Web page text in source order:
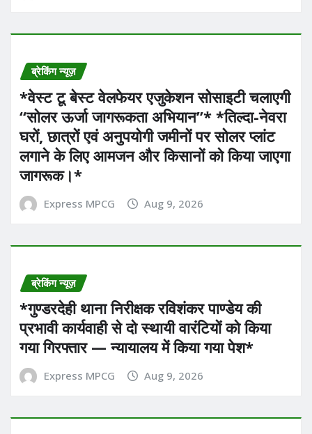
ब्रेकिंग न्यूज़
*वेस्ट टू बेस्ट वेलफेयर एजुकेशन सोसाइटी चलाएगी
“सोलर ऊर्जा जागरूकता अभियान”* *तिल्दा-नेवरा
घरों, छात्रों एवं अनुपयोगी जमीनों पर सोलर प्लांट
लगाने के लिए आमजन और किसानों को किया जाएगा
जागरूक।*
Express MPCG Aug 9, 2026
ब्रेकिंग न्यूज़
*गुण्डरदेही थाना निरीक्षक रविशंकर पाण्डेय की
प्रभावी कार्यवाही से दो स्थायी वारंटियों को किया
गया गिरफ्तार — न्यायालय में किया गया पेश*
Express MPCG Aug 9, 2026